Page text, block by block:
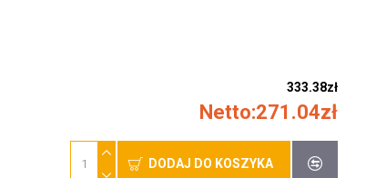
333.38zł
Netto:271.04zł
DODAJ DO KOSZYKA